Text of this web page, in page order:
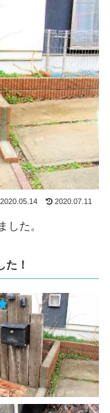
2020.05.14 2020.07.11
た。
た！